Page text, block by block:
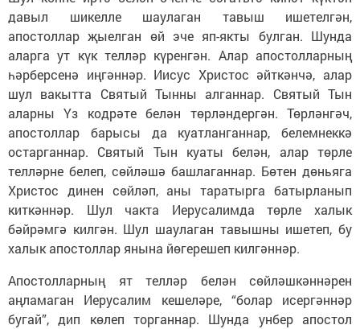
давыл шикелле шаулаган тавыш ишетелгән,
апостоллар җыелган өй эче яп-якты булган. Шунда
аларга ут күк телләр күренгән. Алар апостолларның
һәрберсенә иңгәннәр. Иисус Христос әйткәнчә, алар
шул вакытта Святый Тынны алганнар. Святый Тын
аларны Үз кодрәте белән төрләндергән. Төрләнгәч,
апостоллар барысы да куатланганнар, белемнеккә
остарганнар. Святый Тын куаты белән, алар төрле
телләрне белеп, сөйләшә башлаганнар. Бөтен дөньяга
Христос динен сөйләп, аны таратырга батырланып
киткәннәр. Шул чакта Иерусалимда төрле халык
бәйрәмгә килгән. Шул шаулаган тавышны ишетеп, бу
халык апостоллар янына йөгерешеп килгәннәр.
Апостолларның ят телләр белән сөйләшкәннәрен
аңламаган Иерусалим кешеләре, “болар исергәннәр
бугай”, дип көлеп торганнар. Шунда унбер апостол